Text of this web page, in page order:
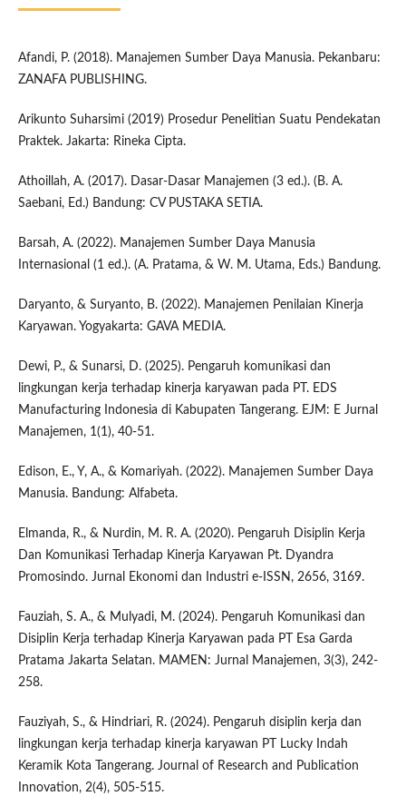
Afandi, P. (2018). Manajemen Sumber Daya Manusia. Pekanbaru:
ZANAFA PUBLISHING.
Arikunto Suharsimi (2019) Prosedur Penelitian Suatu Pendekatan
Praktek. Jakarta: Rineka Cipta.
Athoillah, A. (2017). Dasar-Dasar Manajemen (3 ed.). (B. A.
Saebani, Ed.) Bandung: CV PUSTAKA SETIA.
Barsah, A. (2022). Manajemen Sumber Daya Manusia
Internasional (1 ed.). (A. Pratama, & W. M. Utama, Eds.) Bandung.
Daryanto, & Suryanto, B. (2022). Manajemen Penilaian Kinerja
Karyawan. Yogyakarta: GAVA MEDIA.
Dewi, P., & Sunarsi, D. (2025). Pengaruh komunikasi dan
lingkungan kerja terhadap kinerja karyawan pada PT. EDS
Manufacturing Indonesia di Kabupaten Tangerang. EJM: E Jurnal
Manajemen, 1(1), 40-51.
Edison, E., Y, A., & Komariyah. (2022). Manajemen Sumber Daya
Manusia. Bandung: Alfabeta.
Elmanda, R., & Nurdin, M. R. A. (2020). Pengaruh Disiplin Kerja
Dan Komunikasi Terhadap Kinerja Karyawan Pt. Dyandra
Promosindo. Jurnal Ekonomi dan Industri e-ISSN, 2656, 3169.
Fauziah, S. A., & Mulyadi, M. (2024). Pengaruh Komunikasi dan
Disiplin Kerja terhadap Kinerja Karyawan pada PT Esa Garda
Pratama Jakarta Selatan. MAMEN: Jurnal Manajemen, 3(3), 242-
258.
Fauziyah, S., & Hindriari, R. (2024). Pengaruh disiplin kerja dan
lingkungan kerja terhadap kinerja karyawan PT Lucky Indah
Keramik Kota Tangerang. Journal of Research and Publication
Innovation, 2(4), 505-515.